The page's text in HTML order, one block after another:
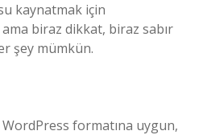
kaynatmak için
biraz dikkat, biraz sabır
şey mümkün.
WordPress formatına uygun,